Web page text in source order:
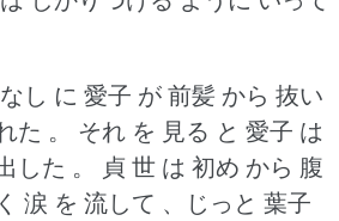
し に 愛子 が 前髪 から 抜い
。
それ を 見る と 愛子 は
た 。
貞 世 は 初め から 腹
涙 を 流して 、じっと 葉子